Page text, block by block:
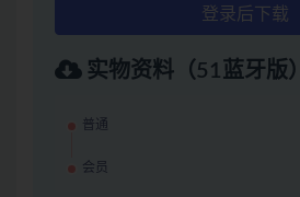
登录后下载
实物资料（51蓝牙版）
普通
会员